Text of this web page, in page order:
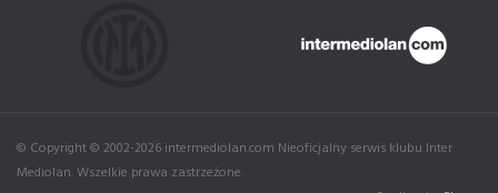
© Copyright © 2002-2026 intermediolan.com Nieoficjalny serwis klubu Inter
Mediolan. Wszelkie prawa zastrzeżone.